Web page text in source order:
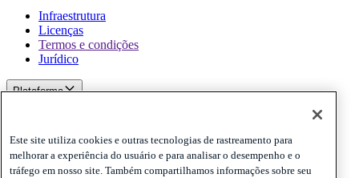
Infraestrutura
Licenças
Termos e condições
Jurídico
Plataforma
Privacy
Cookies
Disclaimer
Este site utiliza cookies e outras tecnologias de rastreamento para
melhorar a experiência do usuário e para analisar o desempenho e o
tráfego em nosso site. Também compartilhamos informações sobre seu